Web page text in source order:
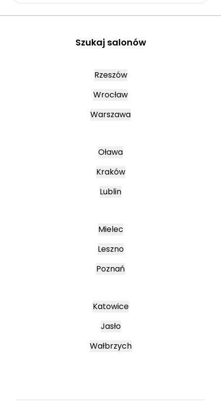
Szukaj salonów
Rzeszów
Wrocław
Warszawa
Oława
Kraków
Lublin
Mielec
Leszno
Poznań
Katowice
Jasło
Wałbrzych